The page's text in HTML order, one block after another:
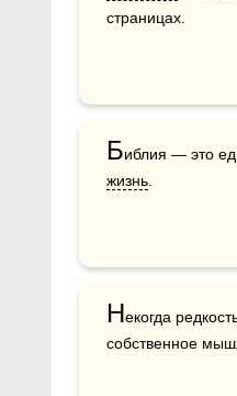
страницах.
Б
жизнь
Некогда
собственное